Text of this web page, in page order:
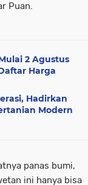
Puan.
2 Agustus
Harga
Hadirkan
Modern
panas bumi,
ini hanya bisa